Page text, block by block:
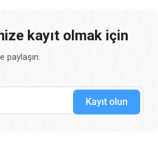
kayıt olmak için
paylaşın.
Kayıt olun